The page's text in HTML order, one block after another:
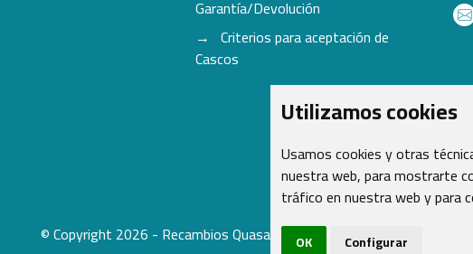
Utilizamos cookies
Usamos cookies y otras
nuestra web, para mostrarte
tráfico en nuestra web y para
OK Configurar
Garantía/Devolución
Criterios para aceptación de
Cascos
© Copyright 2026 - Recambios Quasar S.L. | Todos los derechos